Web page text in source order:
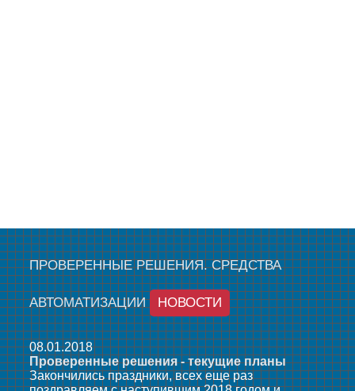
ПРОВЕРЕННЫЕ РЕШЕНИЯ. СРЕДСТВА
АВТОМАТИЗАЦИИ НОВОСТИ
08.01.2018
Проверенные решения - текущие планы
Закончились праздники, всех еще раз